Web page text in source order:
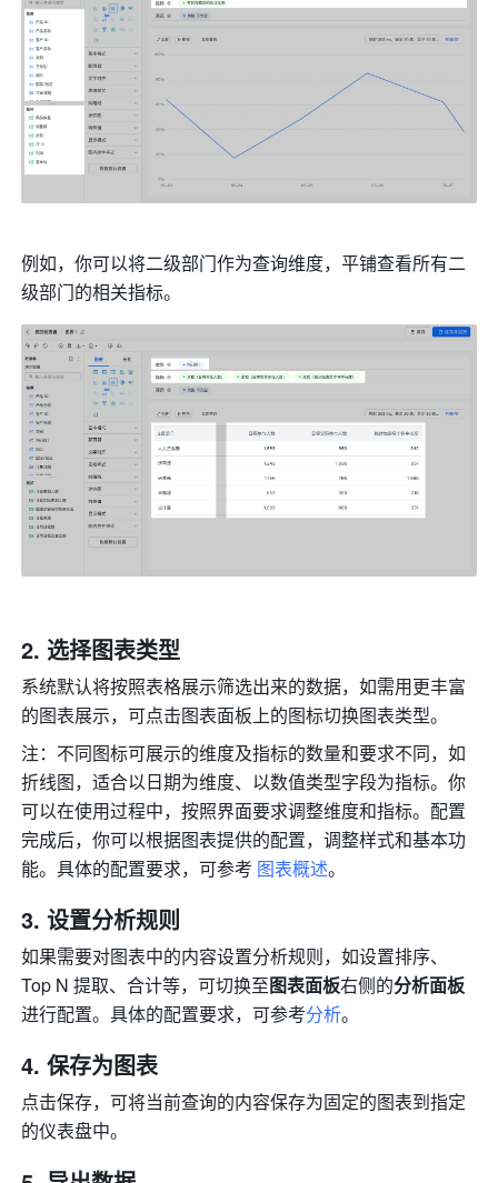
例如，你可以将二级部门作为查询维度，平铺查看所有二
级部门的相关指标。
选择图表类型
系统默认将按照表格展示筛选出来的数据，如需用更丰富
的图表展示，可点击图表面板上的图标切换图表类型。
注：不同图标可展示的维度及指标的数量和要求不同，如
折线图，适合以日期为维度、以数值类型字段为指标。你
可以在使用过程中，按照界面要求调整维度和指标。配置
完成后，你可以根据图表提供的配置，调整样式和基本功
能。具体的配置要求，可参考 图表概述。
设置分析规则
如果需要对图表中的内容设置分析规则，如设置排序、
Top N 提取、合计等，可切换至图表面板右侧的分析面板
进行配置。具体的配置要求，可参考分析。
保存为图表
点击保存，可将当前查询的内容保存为固定的图表到指定
的仪表盘中。